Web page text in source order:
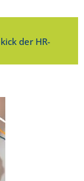
der HR-